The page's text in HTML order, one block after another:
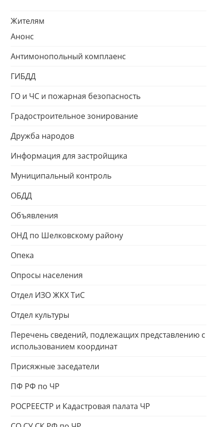
Жителям
Анонс
Антимонопольный комплаенс
ГИБДД
ГО и ЧС и пожарная безопасность
Градостроительное зонирование
Дружба народов
Информация для застройщика
Муниципальный контроль
ОБДД
Объявления
ОНД по Шелковскому району
Опека
Опросы населения
Отдел ИЗО ЖКХ ТиС
Отдел культуры
Перечень сведений, подлежащих представлению с
использованием координат
Присяжные заседатели
ПФ РФ по ЧР
РОСРЕЕСТР и Кадастровая палата ЧР